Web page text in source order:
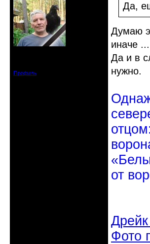
Профиль
Да,
Думаю
иначе ...
Да и в
нужно.
от
Фото